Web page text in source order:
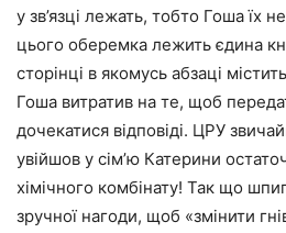
у зв’язці лежать, тобто Гоша їх
цього оберемка лежить єдина
сторінці в якомусь абзаці
Гоша витратив на те, щоб
дочекатися відповіді. ЦРУ
увійшов у сім’ю Катерини
хімічного комбінату! Так що
зручної нагоди, щоб «змінити